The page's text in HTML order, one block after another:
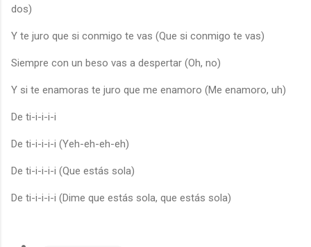
dos)
Y te juro que si conmigo te vas (Que si conmigo te vas)
Siempre con un beso vas a despertar (Oh, no)
Y si te enamoras te juro que me enamoro (Me enamoro, uh)
De ti-i-i-i-i
De ti-i-i-i-i (Yeh-eh-eh-eh)
De ti-i-i-i-i (Que estás sola)
De ti-i-i-i-i (Dime que estás sola, que estás sola)